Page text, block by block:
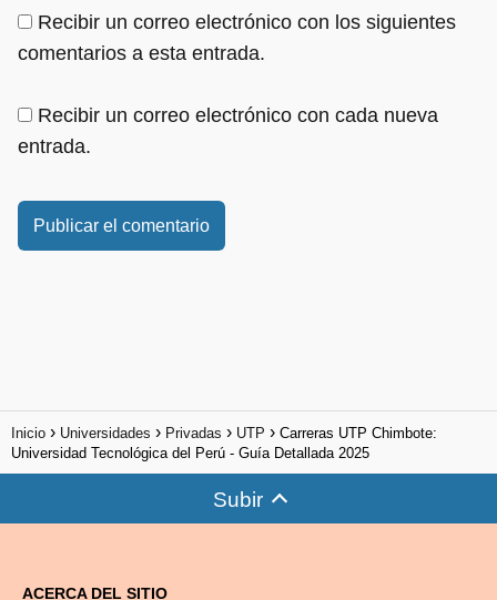
Recibir un correo electrónico con los siguientes
comentarios a esta entrada.
Recibir un correo electrónico con cada nueva
entrada.
Inicio Universidades Privadas UTP
Carreras UTP Chimbote:
Universidad Tecnológica del Perú - Guía Detallada 2025
Subir
ACERCA DEL SITIO